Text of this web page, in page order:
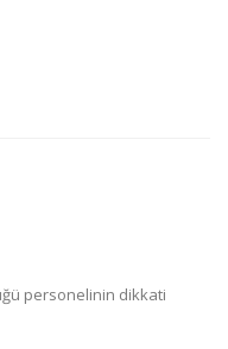
personelinin dikkati